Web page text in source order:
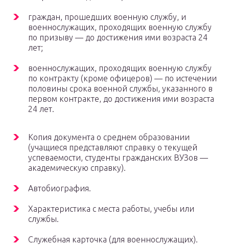
граждан, прошедших военную службу, и
военнослужащих, проходящих военную службу
по призыву — до достижения ими возраста 24
лет;
военнослужащих, проходящих военную службу
по контракту (кроме офицеров) — по истечении
половины срока военной службы, указанного в
первом контракте, до достижения ими возраста
24 лет.
Копия документа о среднем образовании
(учащиеся представляют справку о текущей
успеваемости, студенты гражданских ВУЗов —
академическую справку).
Автобиография.
Характеристика с места работы, учебы или
службы.
Служебная карточка (для военнослужащих).